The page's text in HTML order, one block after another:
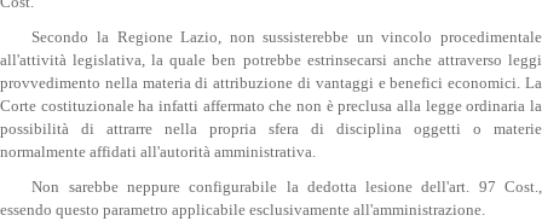
Secondo la Regione Lazio, non sussisterebbe un vincolo procedimentale
all'attività legislativa, la quale ben potrebbe estrinsecarsi anche attraverso leggi
provvedimento nella materia di attribuzione di vantaggi e benefici economici. La
Corte costituzionale ha infatti affermato che non è preclusa alla legge ordinaria la
possibilità di attrarre nella propria sfera di disciplina oggetti o materie
normalmente affidati all'autorità amministrativa.
Non sarebbe neppure configurabile la dedotta lesione dell'art. 97 Cost.,
essendo questo parametro applicabile esclusivamente all'amministrazione.